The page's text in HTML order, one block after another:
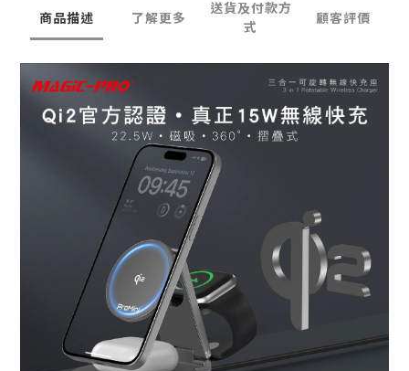
商品描述 了解更多
送貨及付款方
式
顧客評價